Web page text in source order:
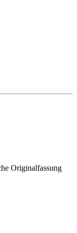
Originalfassung